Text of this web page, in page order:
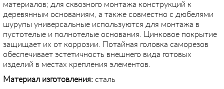
материалов; для сквозного монтажа конструкций к
деревянным основаниям, а также совместно с дюбелями
шурупы универсальные используются для монтажа в
пустотелые и полнотелые основания. Цинковое покрытие
защищает их от коррозии. Потайная головка саморезов
обеспечивает эстетичность внешнего вида готовых
изделий в местах крепления элементов.
Материал изготовления: сталь